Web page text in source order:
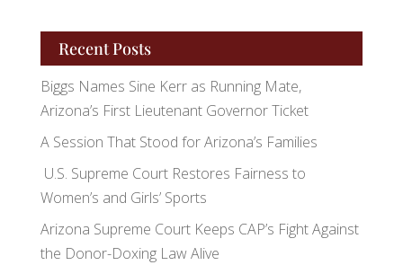
Recent Posts
Biggs Names Sine Kerr as Running Mate,
Arizona’s First Lieutenant Governor Ticket
A Session That Stood for Arizona’s Families
U.S. Supreme Court Restores Fairness to
Women’s and Girls’ Sports
Arizona Supreme Court Keeps CAP’s Fight Against
the Donor-Doxing Law Alive